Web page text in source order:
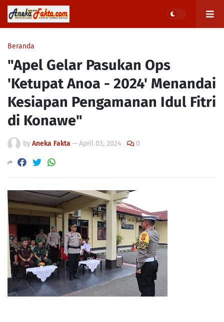
Beranda
"Apel Gelar Pasukan Ops
'Ketupat Anoa - 2024' Menandai
Kesiapan Pengamanan Idul Fitri
di Konawe"
byAneka Fakta —April 03, 2024 0